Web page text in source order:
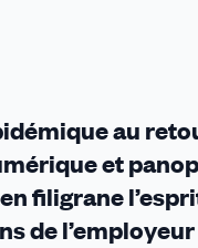
des
travailleurs
au
et
filigrane
de l’employeur